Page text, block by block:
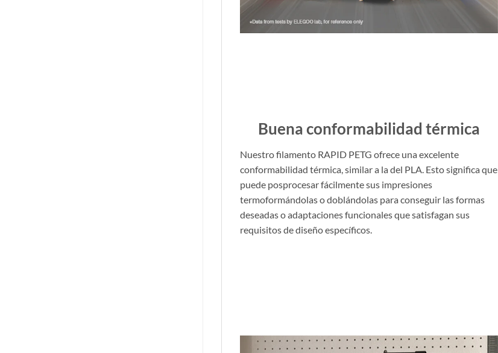
Buena conformabilidad térmica
Nuestro filamento RAPID PETG ofrece una excelente
conformabilidad térmica, similar a la del PLA. Esto significa que
puede posprocesar fácilmente sus impresiones
termoformándolas o doblándolas para conseguir las formas
deseadas o adaptaciones funcionales que satisfagan sus
requisitos de diseño específicos.